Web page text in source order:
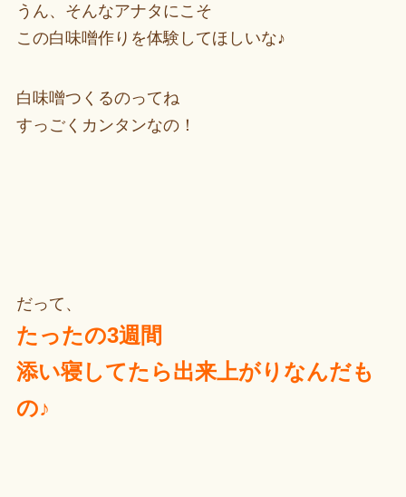
うん、そんなアナタにこそ
この白味噌作りを体験してほしいな♪
白味噌つくるのってね
すっごくカンタンなの！
だって、
たったの3週間
添い寝してたら出来上がりなんだも
の♪